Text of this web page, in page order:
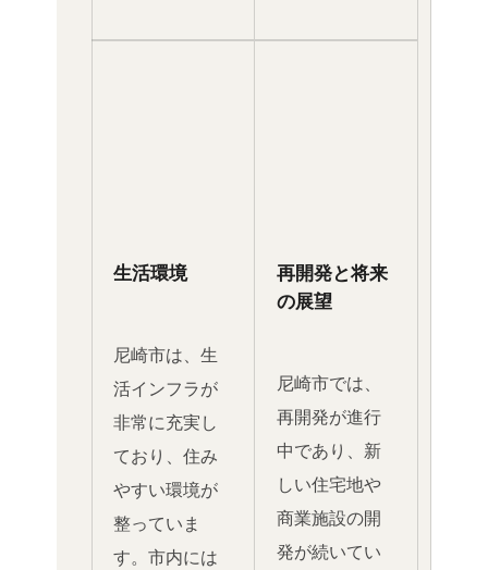
生活環境
尼崎市は、生
活インフラが
非常に充実し
ており、住み
やすい環境が
整っていま
す。市内には
再開発と将来
の展望
尼崎市では、
再開発が進行
中であり、新
しい住宅地や
商業施設の開
発が続いてい